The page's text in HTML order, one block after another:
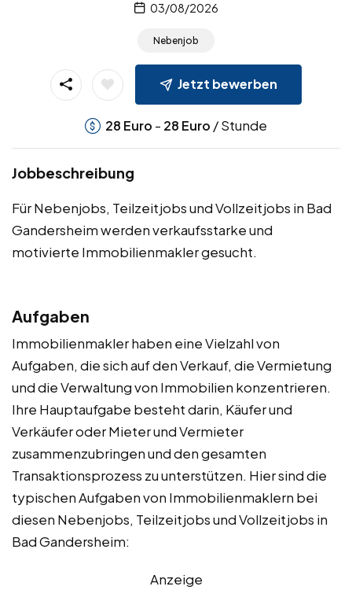
03/08/2026
Nebenjob
Jetzt bewerben
28 Euro - 28 Euro / Stunde
Jobbeschreibung
Für Nebenjobs, Teilzeitjobs und Vollzeitjobs in Bad
Gandersheim werden verkaufsstarke und
motivierte Immobilienmakler gesucht.
Aufgaben
Immobilienmakler haben eine Vielzahl von
Aufgaben, die sich auf den Verkauf, die Vermietung
und die Verwaltung von Immobilien konzentrieren.
Ihre Hauptaufgabe besteht darin, Käufer und
Verkäufer oder Mieter und Vermieter
zusammenzubringen und den gesamten
Transaktionsprozess zu unterstützen. Hier sind die
typischen Aufgaben von Immobilienmaklern bei
diesen Nebenjobs, Teilzeitjobs und Vollzeitjobs in
Bad Gandersheim:
Anzeige